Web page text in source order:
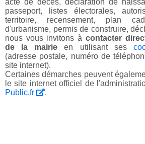
acte de décès, déclaration de
passeport, listes électorales,
territoire, recensement, plan
d'urbanisme, permis de construire,
nous vous invitons à contacter
de la mairie en utilisant ses
(adresse postale, numéro de
site internet).
Certaines démarches peuvent
le site internet officiel de
Public.fr
.